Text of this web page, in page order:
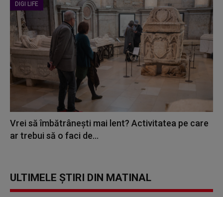
DIGI LIFE
Vrei să îmbătrânești mai lent? Activitatea pe care
ar trebui să o faci de...
ULTIMELE ȘTIRI DIN MATINAL